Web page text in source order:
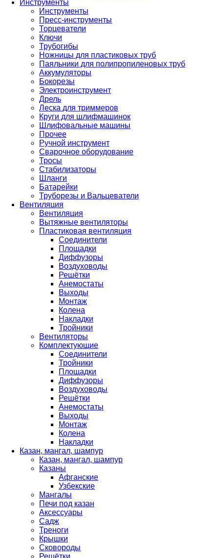
Инструменты
Инструменты
Пресс-инструменты
Торцеватели
Ключи
Трубогибы
Ножницы для пластиковых труб
Паяльники для полипропиленовых труб
Аккумуляторы
Бокорезы
Электроинструмент
Дрель
Леска для триммеров
Круги для шлифмашинок
Шлифовальные машины
Прочее
Ручной инструмент
Сварочное оборудование
Тросы
Стабилизаторы
Шланги
Батарейки
Труборезы и Вальцеватели
Вентиляция
Вентиляция
Вытяжные вентиляторы
Пластиковая вентиляция
Соединители
Площадки
Диффузоры
Воздуховоды
Решётки
Анемостаты
Выходы
Монтаж
Колена
Накладки
Тройники
Вентиляторы
Комплектующие
Соединители
Тройники
Площадки
Диффузоры
Воздуховоды
Решётки
Анемостаты
Выходы
Монтаж
Колена
Накладки
Казан, мангал, шампур
Казан, мангал, шампур
Казаны
Афганские
Узбекские
Мангалы
Печи под казан
Аксессуары
Садж
Треноги
Крышки
Сковороды